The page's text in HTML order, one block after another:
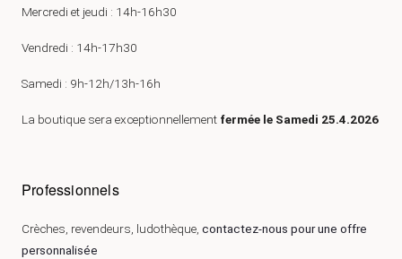
Mercredi et jeudi : 14h-16h30
Vendredi : 14h-17h30
Samedi : 9h-12h/13h-16h
La boutique sera exceptionnellement fermée le Samedi 25.4.2026
Professionnels
Crèches, revendeurs, ludothèque, contactez-nous pour une offre
personnalisée